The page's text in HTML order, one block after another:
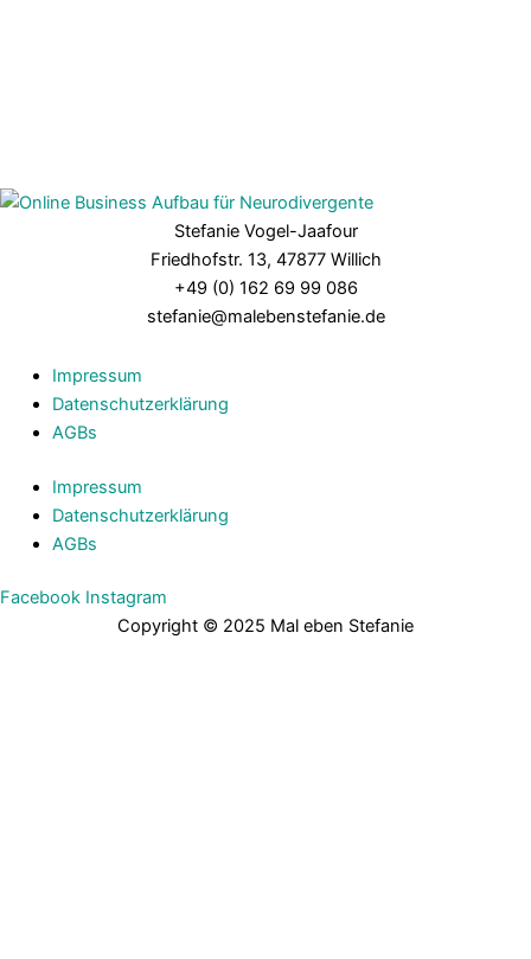
Stefanie Vogel-Jaafour
Friedhofstr. 13, 47877 Willich
+49 (0) 162 69 99 086
stefanie@malebenstefanie.de
Impressum
Datenschutzerklärung
AGBs
Impressum
Datenschutzerklärung
AGBs
Facebook Instagram
Copyright © 2025 Mal eben Stefanie